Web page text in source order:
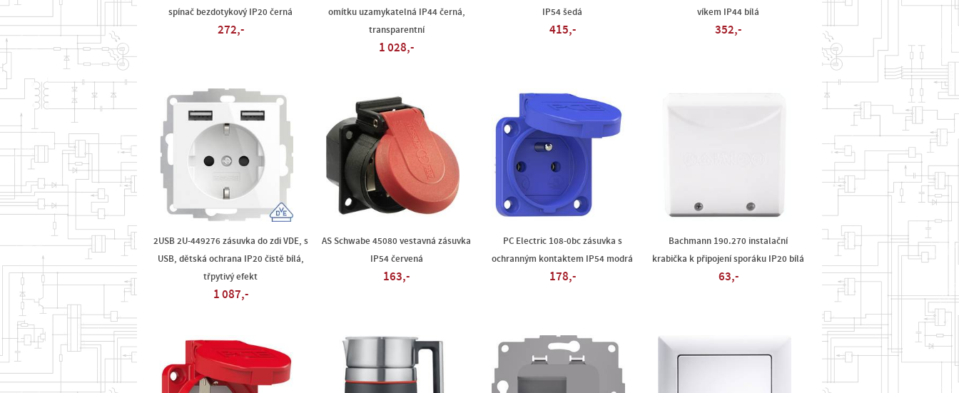
spínač bezdotykový IP20 černá
272,-
omítku uzamykatelná IP44 černá,
transparentní
1 028,-
IP54 šedá
415,-
víkem IP44 bílá
352,-
2USB 2U-449276 zásuvka do zdi VDE, s
USB, dětská ochrana IP20 čistě bílá,
třpytivý efekt
1 087,-
AS Schwabe 45080 vestavná zásuvka
IP54 červená
163,-
PC Electric 108-0bc zásuvka s
ochranným kontaktem IP54 modrá
178,-
Bachmann 190.270 instalační
krabička k připojení sporáku IP20 bílá
63,-